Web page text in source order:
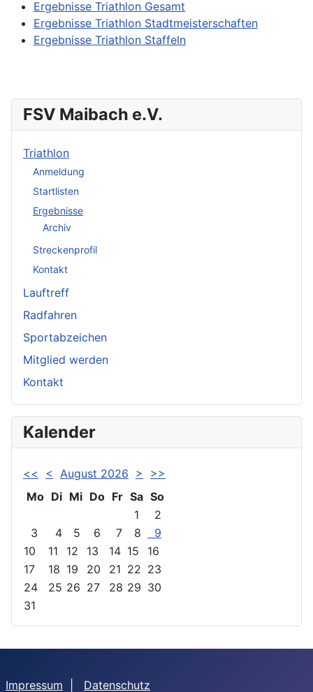
FSV Maibach e.V.
Triathlon
Anmeldung
Startlisten
Ergebnisse
Archiv
Streckenprofil
Kontakt
Lauftreff
Radfahren
Sportabzeichen
Mitglied werden
Kontakt
Kalender
<< < August 2026 >
>>
Mo Di Mi Do Fr Sa So
1
2
3
4 5 6 7 8
9
10
11 12 13 14 15
16
17
18 19 20 21 22 23
24
25 26 27 28 29 30
31
Ergebnisse Triathlon Gesamt
Ergebnisse Triathlon Stadtmeisterschaften
Ergebnisse Triathlon Staffeln
Impressum Datenschutz